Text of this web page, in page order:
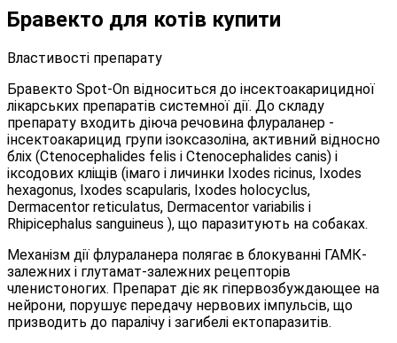
Бравекто для котів купити
Властивості препарату
Бравекто Spot-On відноситься до інсектоакарицидної
лікарських препаратів системної дії. До складу
препарату входить діюча речовина флураланер -
інсектоакарицид групи ізоксазоліна, активний відносно
бліх (Ctenocephalides felis і Ctenocephalides canis) і
іксодових кліщів (імаго і личинки Ixodes ricinus, Ixodes
hexagonus, Ixodes scapularis, Ixodes holocyclus,
Dermacentor reticulatus, Dermacentor variabilis і
Rhipicephalus sanguineus ), що паразитують на собаках.
Механізм дії флураланера полягає в блокуванні ГАМК-
залежних і глутамат-залежних рецепторів
членистоногих. Препарат діє як гіпервозбуждающее на
нейрони, порушує передачу нервових імпульсів, що
призводить до паралічу і загибелі ектопаразитів.